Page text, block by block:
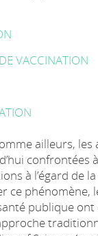
VACCINATION
ailleurs,
confrontées
à l’égard de
ce phénomène,
publique